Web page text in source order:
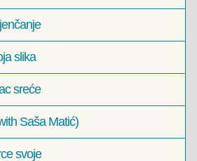
slika
sreće
Saša Matić)
svoje